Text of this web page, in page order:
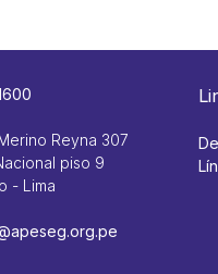
Reyna 307
piso 9
- Lima